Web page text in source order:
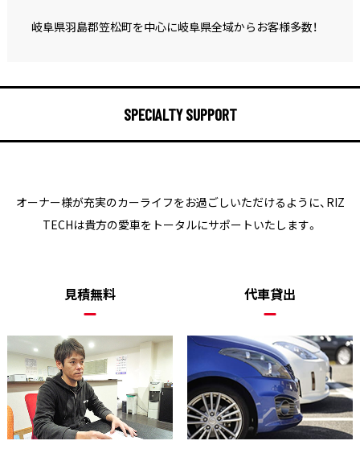
岐阜県羽島郡笠松町を中心に岐阜県全域からお客様多数！
SPECIALTY SUPPORT
オーナー様が充実のカーライフをお過ごしいただけるように、 RIZ
TECHは貴方の愛車をトータルにサポートいたします。
見積無料 代車貸出